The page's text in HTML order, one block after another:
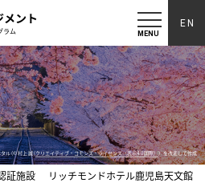
ント
ラム MENU
EN
ル (© 村上 誠 (クリエイティブ・コモンズ・ライセンス（表示4.0 国際））を改変して作成
証施設 リッチモンドホテル鹿児島天文館